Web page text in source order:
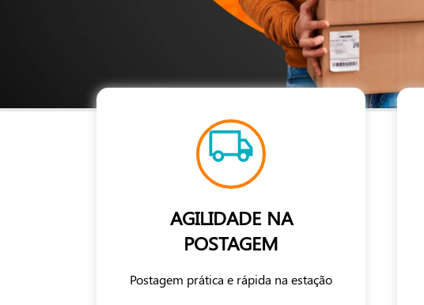
AGILIDADE NA
POSTAGEM
Postagem prática e rápida na estação